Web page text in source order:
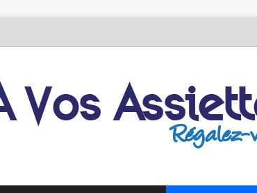
Semaine des Chefs” du 19 au 24 octobre 2026